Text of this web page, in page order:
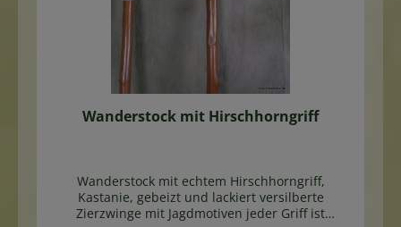
Wanderstock mit Hirschhorngriff
Wanderstock mit echtem Hirschhorngriff,
Kastanie, gebeizt und lackiert versilberte
Zierzwinge mit Jagdmotiven jeder Griff ist